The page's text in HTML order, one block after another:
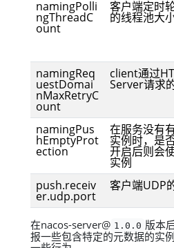
namingPolli
ngThreadC
ount
客户端定时
的线程池大
namingReq
uestDomai
nMaxRetryC
ount
client通过
Server请求
namingPus
hEmptyProt
ection
在服务没有
实例时，是
开启后则会
实例
push.receiv
er.udp.port
客户端UDP
在nacos-server@ 1.0.0 版本
报一些包含特定的元数据的实